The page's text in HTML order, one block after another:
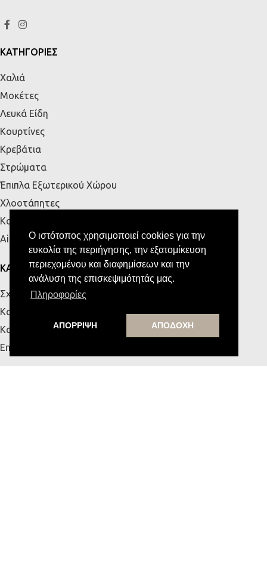
Ο ιστότοπος χρησιμοποιεί cookies για την
ευκολία της περιήγησης, την εξατομίκευση
περιεχομένου και διαφημίσεων και την
ανάλυση της επισκεψιμότητάς μας.
Πληροφορίες
ΑΠΟΡΡΙΨΗ ΑΠΟΔΟΧΗ
ΚΑΤΗΓΟΡΙΕΣ
Χαλιά
Μοκέτες
Λευκά Είδη
Κουρτίνες
Κρεβάτια
Στρώματα
Έπιπλα Εξωτερικού Χώρου
Χλοοτάπητες
Κουζίνα
Airbnb
ΚΑΤΑΣΤΗΜΑΤΑ
Σχετικά με εμάς
Κατάστημα Πάτρας
Κατάστημα Κρήτης
Επικοινωνία